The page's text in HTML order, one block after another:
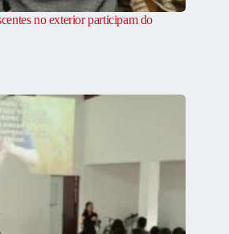
no exterior participam do